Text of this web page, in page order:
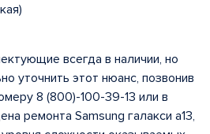
всегда в наличии, но
уточнить этот нюанс, позвонив
8 (800)-100-39-13 или в
ремонта Samsung галакси a13,